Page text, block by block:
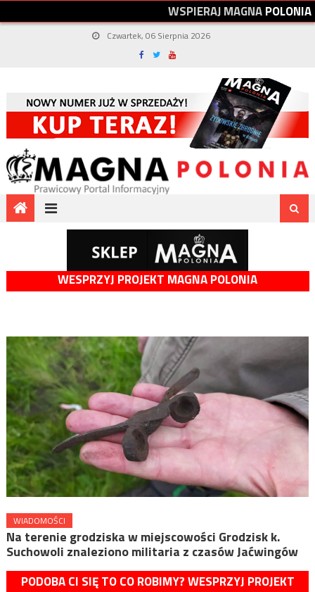
WSPIERAJMAGNAPOLONIA
Czwartek, 06 Sierpnia 2026
WESPRZYJ PROJEKT MAGNA POLONIA
WIADOMOŚCI
Na terenie grodziska w miejscowości Grodzisk k.
Suchowoli znaleziono militaria z czasów Jaćwingów
PODOBA CI SIĘ TO CO ROBIMY? WESPRZYJ PROJEKT